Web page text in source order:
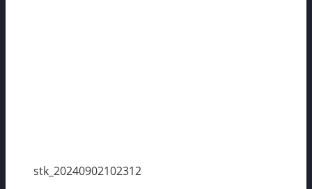
stk_20240902102312